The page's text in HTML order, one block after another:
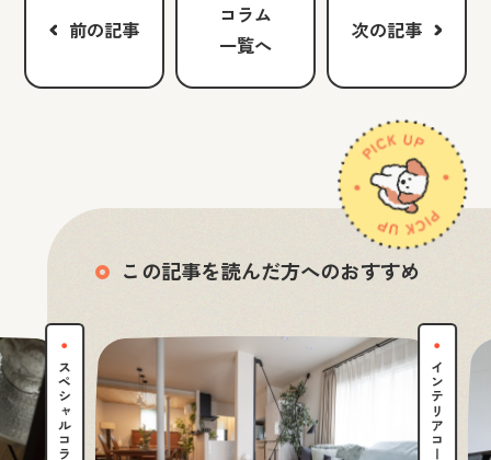
前の記事
コラム
一覧へ
次の記事
この記事を読んだ方へのおすすめ
スペシャルコラム